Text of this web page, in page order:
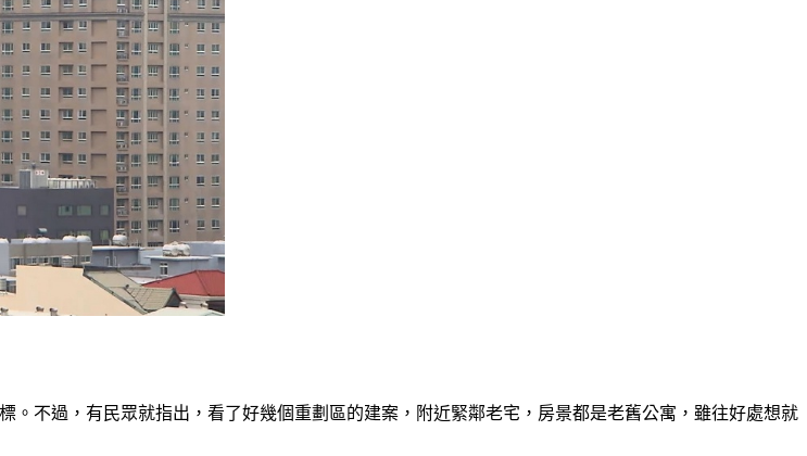
不過，有民眾就指出，看了好幾個重劃區的建案，附近緊鄰老宅，房景都是老舊公寓，雖往好處想就